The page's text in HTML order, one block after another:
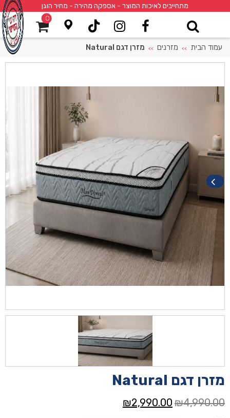
מתחייבים לאיכות המוצר - אספקה מהירה - מחיר הוגן
0
עמוד הבית >> מזרנים >> מזרן דגם Natural
מזרן דגם Natural
₪4,990.00
המחיר
₪2,990.00